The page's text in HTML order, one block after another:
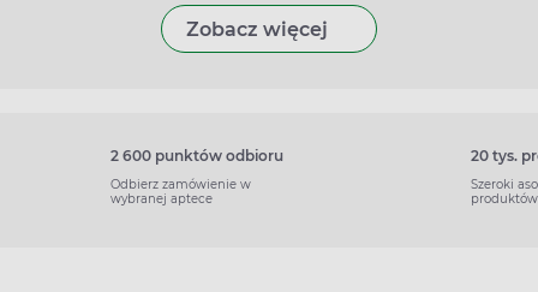
Zobacz więcej
2 600 punktów odbioru
Odbierz zamówienie w
wybranej aptece
20 tys.
Szeroki
produktów